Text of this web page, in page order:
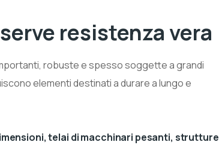
resistenza vera
robuste e spesso soggette a grandi
elementi destinati a durare a lungo e
telai di macchinari pesanti, strutture